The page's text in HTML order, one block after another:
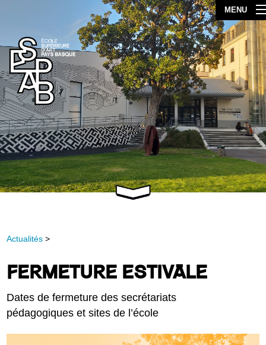
MENU
Actualités >
FERMETURE ESTIVALE
Dates de fermeture des secrétariats
pédagogiques et sites de l’école